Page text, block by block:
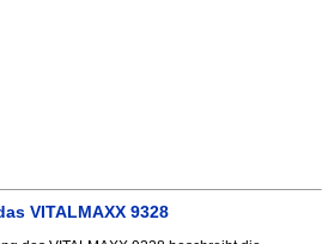
VITALMAXX 9328